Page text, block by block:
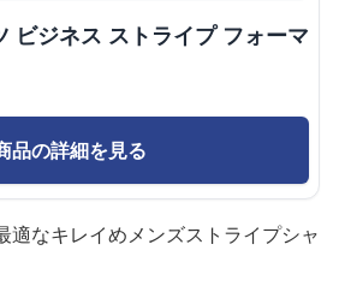
ビジネス ストライプ フォーマ
品の詳細を見る
適なキレイめメンズストライプシャ